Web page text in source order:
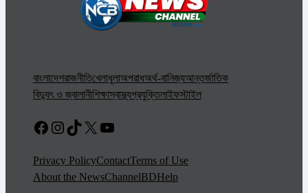
বাংলাদেশরাজনীতিখেলাধুলাঅপরাধঅর্থ-বানিজ্যআন্তর্জাতিক
বিদ্যুৎ ও জ্বালানীশিক্ষাস্বাস্থ্যপ্রযুক্তিলাইফস্টাইল
Facebook
Instagram
TikTok
X YouTube
Privacy PolicyContactTerms of Use
About the NewsChannelBDHelp